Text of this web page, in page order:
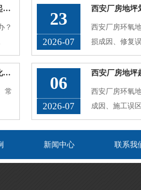
久了容易出现
西安地下车库地坪破损翻新，停车场环氧地面车轮划痕、起灰病害处理方案
？
23
2026-07
西安厂房环氧
损成因、修复
问题。
西安厂房地坪起砂起灰处理方法，新老混凝土地面返砂固化方案
常
06
2026-07
西安厂房地坪
西安厂房环氧
成因、施工误
新闻中心 联系我